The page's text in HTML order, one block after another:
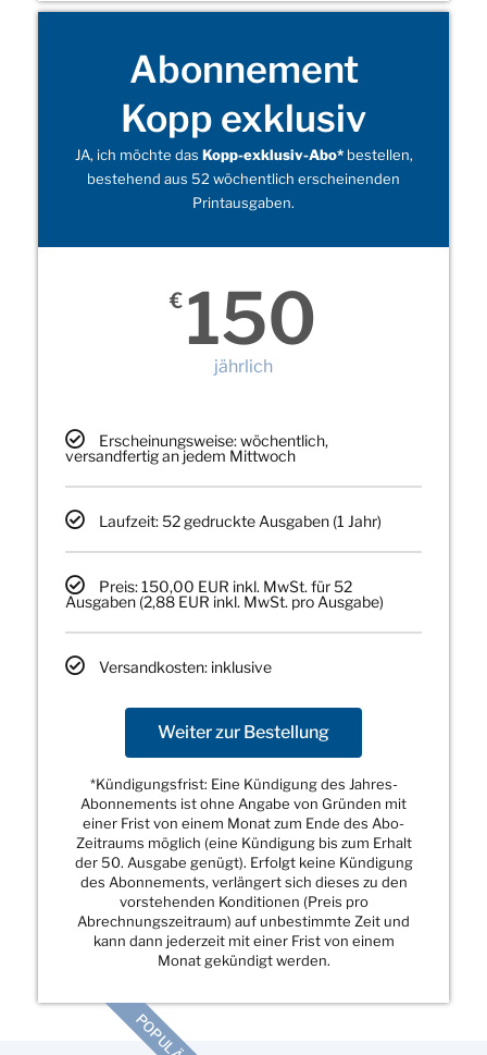
Abonnement
Kopp exklusiv
JA, ich möchte das Kopp-exklusiv-Abo*bestellen,
bestehend aus 52 wöchentlich erscheinenden
Printausgaben.
€ 150
jährlich
Erscheinungsweise: wöchentlich,
versandfertig an jedem Mittwoch
Laufzeit: 52 gedruckte Ausgaben (1 Jahr)
Preis: 150,00 EUR inkl. MwSt. für 52
Ausgaben (2,88 EUR inkl. MwSt. pro Ausgabe)
Versandkosten: inklusive
Weiter zur Bestellung
*Kündigungsfrist: Eine Kündigung des Jahres-
Abonnements ist ohne Angabe von Gründen mit
einer Frist von einem Monat zum Ende des Abo-
Zeitraums möglich (eine Kündigung bis zum Erhalt
der 50. Ausgabe genügt). Erfolgt keine Kündigung
des Abonnements, verlängert sich dieses zu den
vorstehenden Konditionen (Preis pro
Abrechnungszeitraum) auf unbestimmte Zeit und
kann dann jederzeit mit einer Frist von einem
Monat gekündigt werden.
POPULÄR